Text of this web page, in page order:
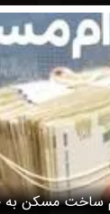
به ۶۵۰ میلیون تومان